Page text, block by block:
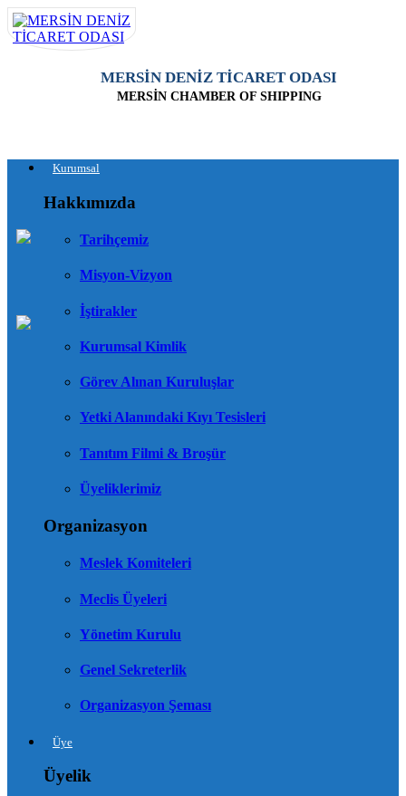
MERSİN DENİZ TİCARET ODASI
MERSİN CHAMBER OF SHIPPING
Kurumsal
Hakkımızda
Tarihçemiz
Misyon-Vizyon
İştirakler
Kurumsal Kimlik
Görev Alınan Kuruluşlar
Yetki Alanındaki Kıyı Tesisleri
Tanıtım Filmi & Broşür
Üyeliklerimiz
Organizasyon
Meslek Komiteleri
Meclis Üyeleri
Yönetim Kurulu
Genel Sekreterlik
Organizasyon Şeması
Üye
Üyelik